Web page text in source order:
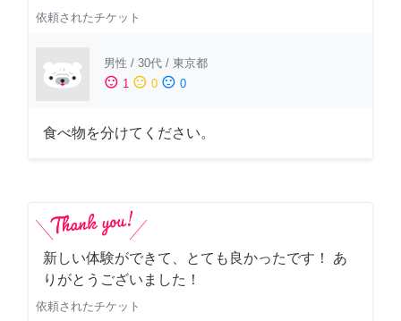
依頼されたチケット
男性 / 30代 / 東京都
sentiment_satisfied 1 sentiment_neutral 0 sentiment_dissatisfied 0
食べ物を分けてください。
新しい体験ができて、とても良かったです！ あ
りがとうございました！
依頼されたチケット